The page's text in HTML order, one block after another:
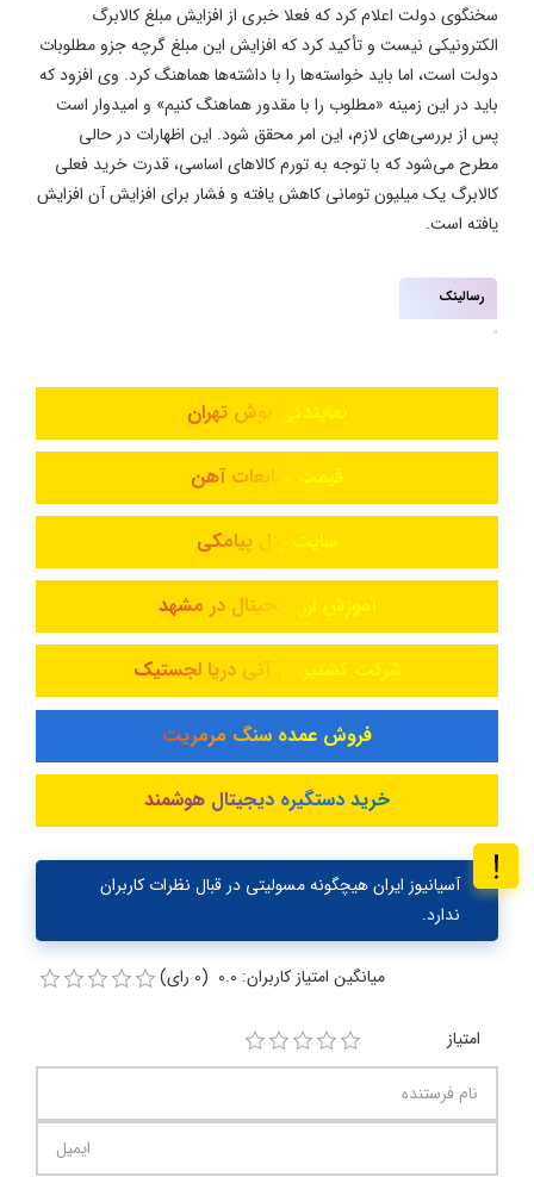
سخنگوی دولت اعلام کرد که فعلا خبری از افزایش مبلغ کالابرگ
الکترونیکی نیست و تأکید کرد که افزایش این مبلغ گرچه جزو مطلوبات
دولت است، اما باید خواسته‌ها را با داشته‌ها هماهنگ کرد. وی افزود که
باید در این زمینه «مطلوب را با مقدور هماهنگ کنیم» و امیدوار است
پس از بررسی‌های لازم، این امر محقق شود. این اظهارات در حالی
مطرح می‌شود که با توجه به تورم کالاهای اساسی، قدرت خرید فعلی
کالابرگ یک میلیون تومانی کاهش یافته و فشار برای افزایش آن افزایش
یافته است.
رسالینک
نمایندگی بوش تهران
قیمت ضایعات آهن
سایت پنل پیامکی
آموزش ارز دیجیتال در مشهد
شرکت کشتیرانی آنی دریا لجستیک
فروش عمده سنگ مرمریت
خرید دستگیره دیجیتال هوشمند
آسیانیوز ایران هیچگونه مسولیتی در قبال نظرات کاربران
ندارد.
میانگین امتیاز کاربران: 0.0 (0 رای)
امتیاز